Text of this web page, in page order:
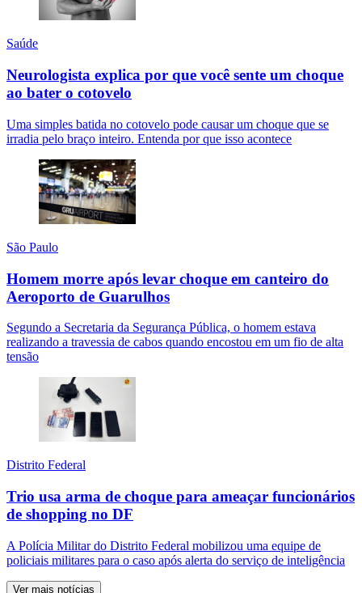
Saúde
Neurologista explica por que você sente um choque
ao bater o cotovelo
Uma simples batida no cotovelo pode causar um choque que se
irradia pelo braço inteiro. Entenda por que isso acontece
São Paulo
Homem morre após levar choque em canteiro do
Aeroporto de Guarulhos
Segundo a Secretaria da Segurança Pública, o homem estava
realizando a travessia de cabos quando encostou em um fio de alta
tensão
Distrito Federal
Trio usa arma de choque para ameaçar funcionários
de shopping no DF
A Polícia Militar do Distrito Federal mobilizou uma equipe de
policiais militares para o caso após alerta do serviço de inteligência
Ver mais notícias